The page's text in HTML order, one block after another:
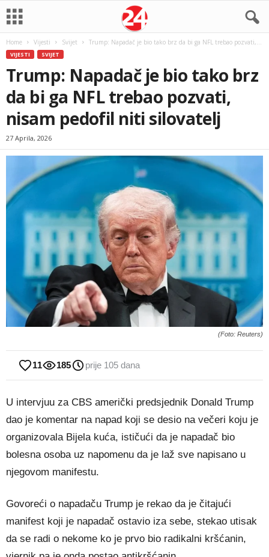
Home Vijesti Svijet Trump: Napadač je bio tako brz da bi ga NFL trebao pozvati,...
VIJESTI SVIJET
Trump: Napadač je bio tako brz
da bi ga NFL trebao pozvati,
nisam pedofil niti silovatelj
27 Aprila, 2026
(Foto: Reuters)
11 185 prije 105 dana
U intervjuu za CBS američki predsjednik Donald Trump
dao je komentar na napad koji se desio na večeri koju je
organizovala Bijela kuća, ističući da je napadač bio
bolesna osoba uz napomenu da je laž sve napisano u
njegovom manifestu.
Govoreći o napadaču Trump je rekao da je čitajući
manifest koji je napadač ostavio iza sebe, stekao utisak
da se radi o nekome ko je prvo bio radikalni kršćanin,